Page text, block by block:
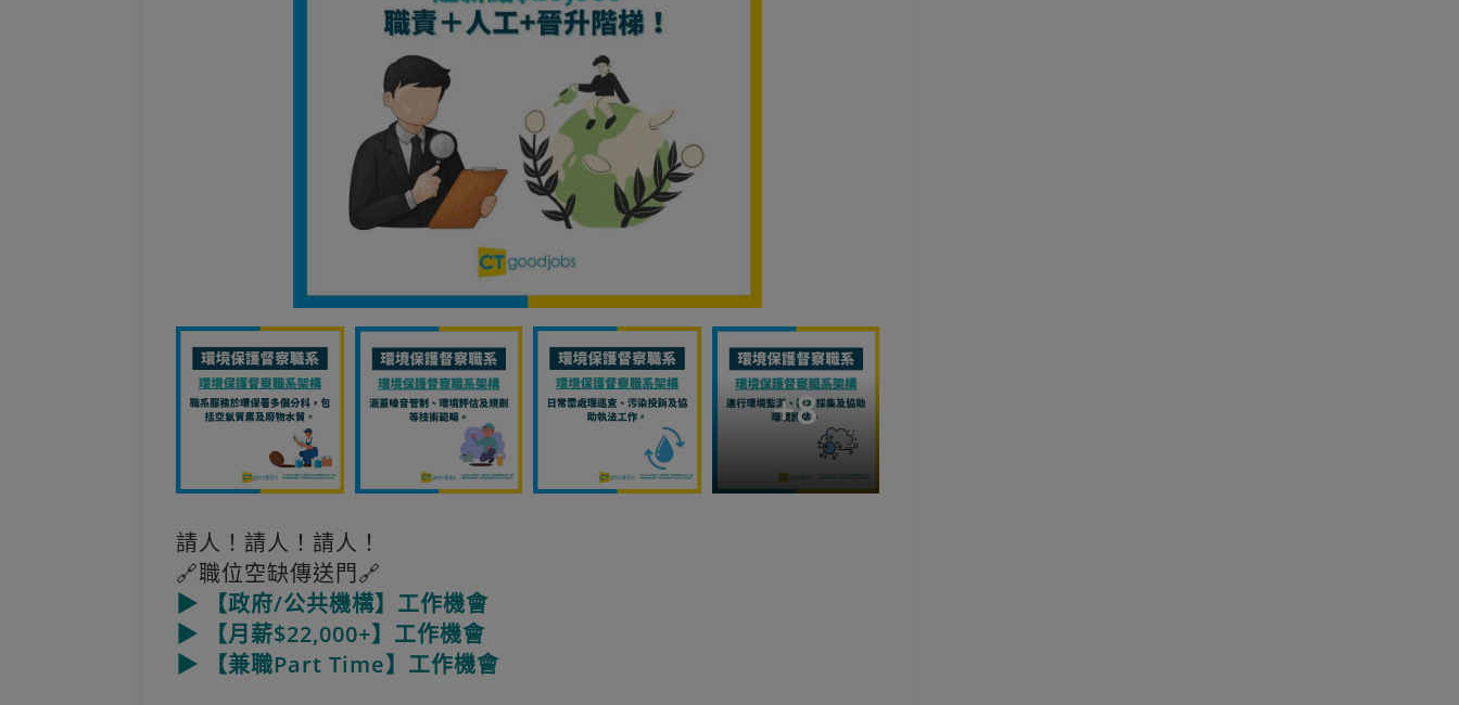
+8
請人！請人！請人！
🔗職位空缺傳送門🔗
▶ 【政府/公共機構】工作機會
▶ 【月薪$22,000+】工作機會
▶ 【兼職Part Time】工作機會